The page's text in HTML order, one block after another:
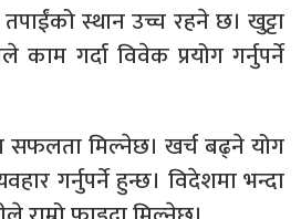
तपाईंको स्थान उच्च रहने छ। खुट्टा
काम गर्दा विवेक प्रयोग गर्नुपर्ने
सफलता मिल्नेछ। खर्च बढ्ने योग
गर्नुपर्ने हुन्छ। विदेशमा भन्दा